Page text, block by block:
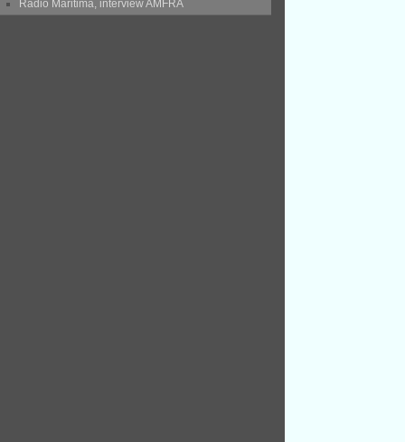
Radio Maritima, interview AMFRA